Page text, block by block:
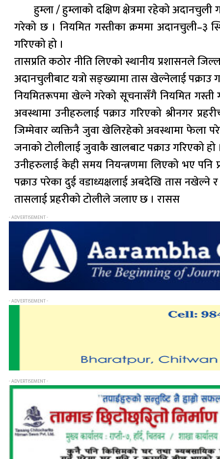
हुम्ला / हुम्लाको दक्षिण क्षेत्रमा रहेको
गरेको छ । नियमित गस्तीका क्रममा अदानचुली–३
गरिएको हो ।
तासप्रति कठोर नीति लिएको स्थानीय प्रशासनले
अदानचुलीबाट यत्रो सङ्ख्यामा तास खेल्नेलाई पक्राउ
नियमितरूपमा खेल्ने गरेको सूचनासँगै नियमित गस्ती
अवस्थामा उनीहरुलाई पक्राउ गरिएको श्रीनगर
जिम्मेवार व्यक्तिनै जुवा खेलिरहेको अवस्थामा फेला
जनाको टोलीलाई जुवाकै खालबाट पक्राउ गरिएको हो
उनीहरुलाई केही समय नियन्त्रणमा लिएको भए पनि
पक्राउ परेका दुई वडाध्यक्षलाई अबदेखि तास
तासलाई प्रहरीको टोलीले जलाए छ । रासस
- ADVERTISEMENT -
- ADVERTISEMENT -
- ADVERTISEMENT -